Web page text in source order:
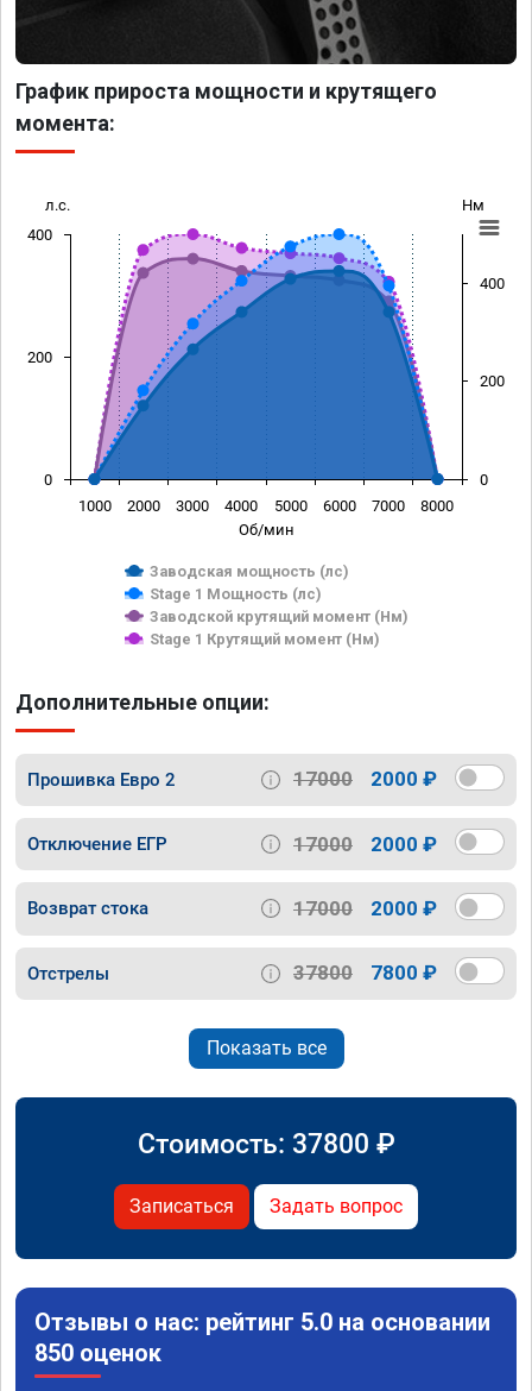
График прироста мощности и крутящего
момента:
Об/мин
л.с. Нм
Заводская мощность (лс)
Stage 1 Мощность (лс)
Заводской крутящий момент (Нм)
Stage 1 Крутящий момент (Нм)
1000 2000 3000 4000 5000 6000 7000 8000
0
200
400
0
200
400
Дополнительные опции:
Прошивка Евро 2 17000 2000 ₽
Отключение ЕГР 17000 2000 ₽
Возврат стока 17000 2000 ₽
Отстрелы 37800 7800 ₽
Показать все
Стоимость: 37800 ₽
Записаться Задать вопрос
Отзывы о нас: рейтинг 5.0 на основании
850 оценок